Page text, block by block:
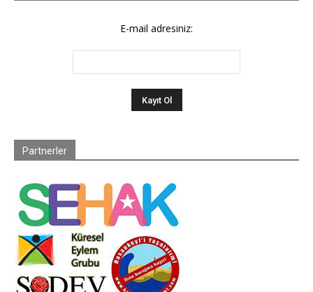
E-mail adresiniz:
Partnerler